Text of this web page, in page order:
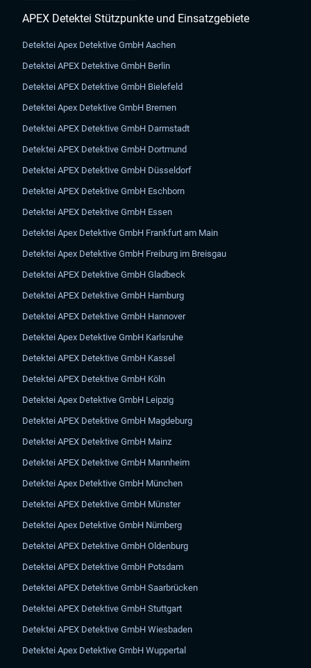
APEX Detektei Stützpunkte und Einsatzgebiete
Detektei Apex Detektive GmbH Aachen
Detektei APEX Detektive GmbH Berlin
Detektei APEX Detektive GmbH Bielefeld
Detektei Apex Detektive GmbH Bremen
Detektei APEX Detektive GmbH Darmstadt
Detektei APEX Detektive GmbH Dortmund
Detektei APEX Detektive GmbH Düsseldorf
Detektei APEX Detektive GmbH Eschborn
Detektei APEX Detektive GmbH Essen
Detektei Apex Detektive GmbH Frankfurt am Main
Detektei Apex Detektive GmbH Freiburg im Breisgau
Detektei APEX Detektive GmbH Gladbeck
Detektei APEX Detektive GmbH Hamburg
Detektei APEX Detektive GmbH Hannover
Detektei Apex Detektive GmbH Karlsruhe
Detektei APEX Detektive GmbH Kassel
Detektei APEX Detektive GmbH Köln
Detektei Apex Detektive GmbH Leipzig
Detektei APEX Detektive GmbH Magdeburg
Detektei APEX Detektive GmbH Mainz
Detektei APEX Detektive GmbH Mannheim
Detektei Apex Detektive GmbH München
Detektei APEX Detektive GmbH Münster
Detektei Apex Detektive GmbH Nürnberg
Detektei APEX Detektive GmbH Oldenburg
Detektei APEX Detektive GmbH Potsdam
Detektei APEX Detektive GmbH Saarbrücken
Detektei APEX Detektive GmbH Stuttgart
Detektei APEX Detektive GmbH Wiesbaden
Detektei Apex Detektive GmbH Wuppertal